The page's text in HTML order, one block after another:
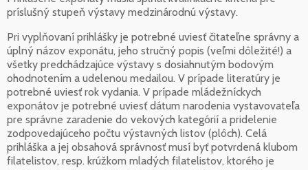
príslušný stupeň výstavy medzinárodnú výstavy.
Pri vyplňovaní prihlášky je potrebné uviesť čitateľne správny a
úplný názov exponátu, jeho stručný popis (veľmi dôležité!) a
všetky predchádzajúce výstavy s dosiahnutým bodovým
ohodnotením a udelenou medailou. V prípade literatúry je
potrebné uviesť rok vydania. V prípade mládežníckych
exponátov je potrebné uviesť dátum narodenia vystavovateľa
pre správne zaradenie do vekových kategórií a pridelenie
zodpovedajúceho počtu výstavných listov (plôch). Celá
prihláška a jej obsahová správnosť musí byť potvrdená klubom
filatelistov, resp. krúžkom mladých filatelistov, ktorého je